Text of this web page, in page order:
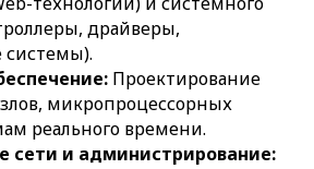
драйверы,
Проектирование
микропроцессорных
реального времени.
сети и администрирование: